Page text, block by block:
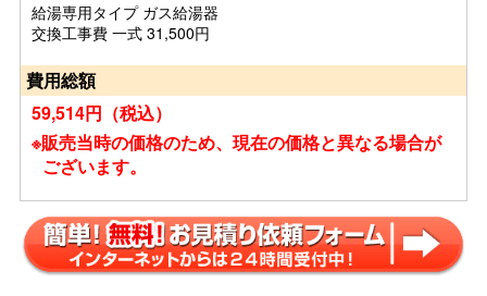
給湯専用タイプ ガス給湯器
交換工事費 一式 31,500円
費用総額
59,514円（税込）
※販売当時の価格のため、現在の価格と異なる場合が
ございます。